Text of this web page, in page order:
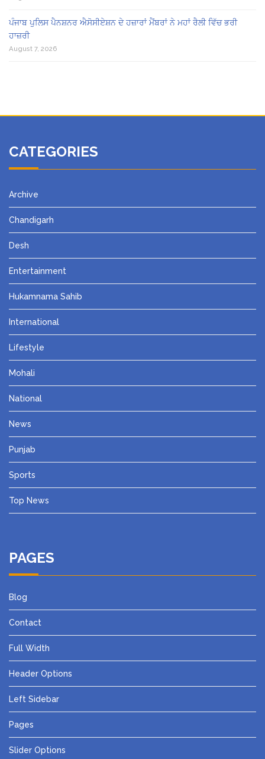
ਪੰਜਾਬ ਪੁਲਿਸ ਪੈਨਸ਼ਨਰ ਐਸੋਸੀਏਸ਼ਨ ਦੇ ਹਜ਼ਾਰਾਂ ਮੈਂਬਰਾਂ ਨੇ ਮਹਾਂ ਰੈਲੀ ਵਿੱਚ ਭਰੀ
ਹਾਜ਼ਰੀ
August 7, 2026
CATEGORIES
Archive
Chandigarh
Desh
Entertainment
Hukamnama Sahib
International
Lifestyle
Mohali
National
News
Punjab
Sports
Top News
PAGES
Blog
Contact
Full Width
Header Options
Left Sidebar
Pages
Slider Options